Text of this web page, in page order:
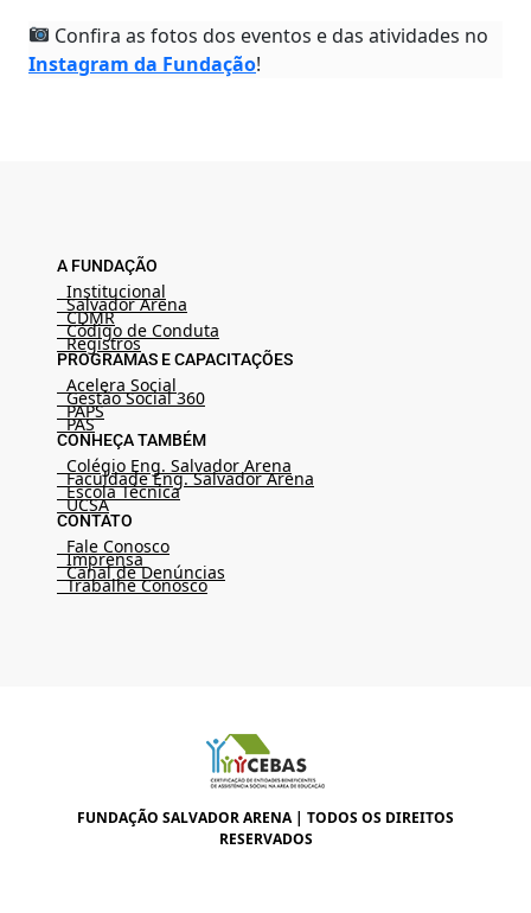
Confira as fotos dos eventos e das atividades no
Instagram da Fundação!
A FUNDAÇÃO
Institucional
Salvador Arena
CDMR
Código de Conduta
Registros
PROGRAMAS E CAPACITAÇÕES
Acelera Social
Gestão Social 360
PAPS
PAS
CONHEÇA TAMBÉM
Colégio Eng. Salvador Arena
Faculdade Eng. Salvador Arena
Escola Técnica
UCSA
CONTATO
Fale Conosco
Imprensa
Canal de Denúncias
Trabalhe Conosco
FUNDAÇÃO SALVADOR ARENA | TODOS OS DIREITOS
RESERVADOS